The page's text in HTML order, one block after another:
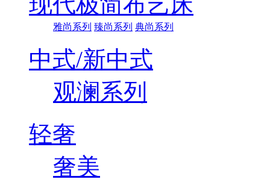
雅尚系列 臻尚系列 典尚系列
中式/新中式
观澜系列
轻奢
奢美